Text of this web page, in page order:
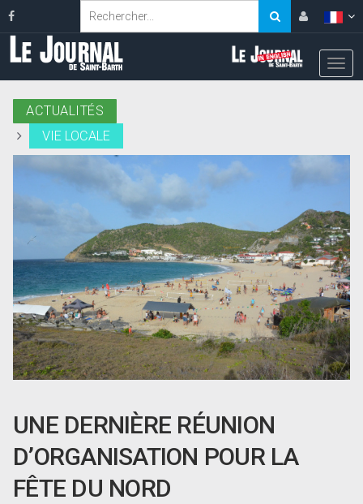
ACTUALITÉS
VIE LOCALE
UNE DERNIÈRE RÉUNION
D’ORGANISATION POUR LA
FÊTE DU NORD